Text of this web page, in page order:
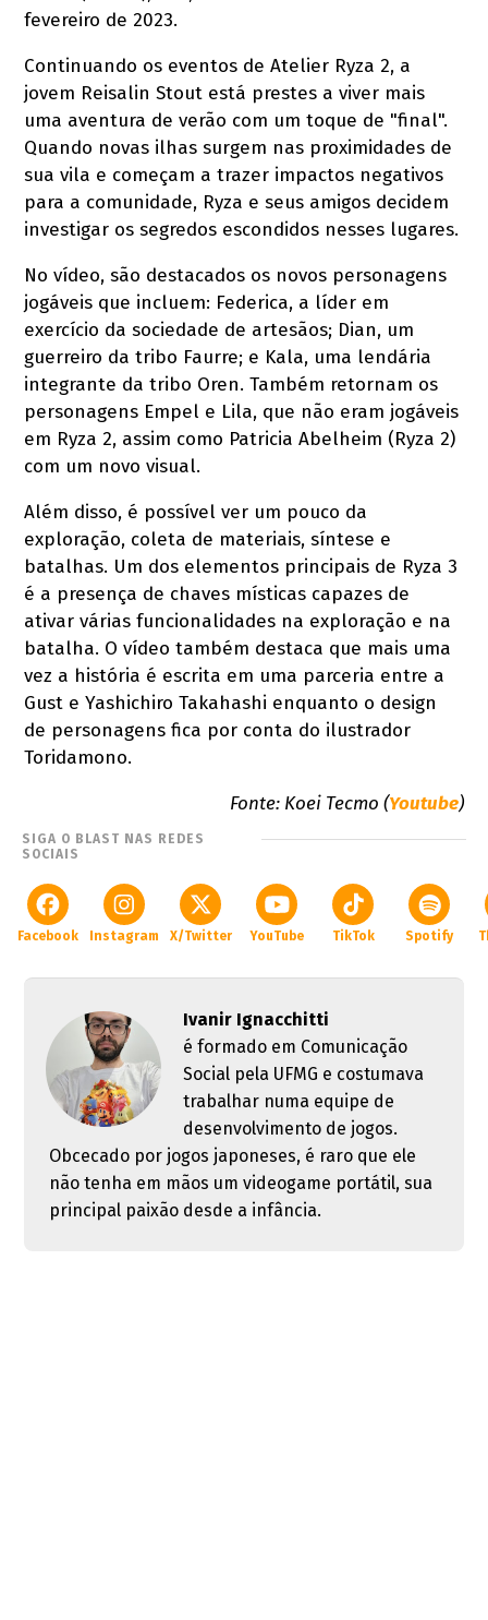
fevereiro de 2023.
Continuando os eventos de Atelier Ryza 2, a
jovem Reisalin Stout está prestes a viver mais
uma aventura de verão com um toque de "final".
Quando novas ilhas surgem nas proximidades de
sua vila e começam a trazer impactos negativos
para a comunidade, Ryza e seus amigos decidem
investigar os segredos escondidos nesses lugares.
No vídeo, são destacados os novos personagens
jogáveis que incluem: Federica, a líder em
exercício da sociedade de artesãos; Dian, um
guerreiro da tribo Faurre; e Kala, uma lendária
integrante da tribo Oren. Também retornam os
personagens Empel e Lila, que não eram jogáveis
em Ryza 2, assim como Patricia Abelheim (Ryza 2)
com um novo visual.
Além disso, é possível ver um pouco da
exploração, coleta de materiais, síntese e
batalhas. Um dos elementos principais de Ryza 3
é a presença de chaves místicas capazes de
ativar várias funcionalidades na exploração e na
batalha. O vídeo também destaca que mais uma
vez a história é escrita em uma parceria entre a
Gust e Yashichiro Takahashi enquanto o design
de personagens fica por conta do ilustrador
Toridamono.
Fonte: Koei Tecmo (Youtube)
SIGA O BLAST NAS REDES
SOCIAIS
Facebook Instagram X/Twitter YouTube TikTok Spotify
Ivanir Ignacchitti
é formado em Comunicação
Social pela UFMG e costumava
trabalhar numa equipe de
desenvolvimento de jogos.
Obcecado por jogos japoneses, é raro que ele
não tenha em mãos um videogame portátil, sua
principal paixão desde a infância.